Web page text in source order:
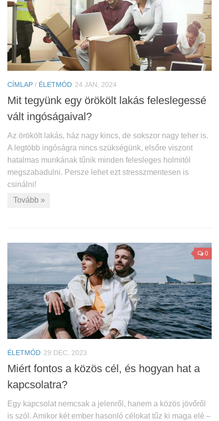
CÍMLAP / ÉLETMÓD 24 JAN, 2024
Mit tegyünk egy örökölt lakás feleslegessé
vált ingóságaival?
Az örökölt lakás, ház nagy kincs, de sokszor nagy teher is.
A legtöbb ingóságra nincs szükségünk, elsőre viszont
hatalmas munkának tűnik minden felesleges holmitól
megszabadulni. Persze lehet ezt stresszmentesen is
csinálni!
Tovább »
0
ÉLETMÓD 29 DEC, 2023
Miért fontos a közös cél, és hogyan hat a
kapcsolatra?
Egy kapcsolat nemcsak a jelenről, hanem a közös jövőről
is szól. Amikor két ember hasonló célokat tűz ki maga elé –